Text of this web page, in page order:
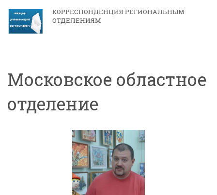
КОРРЕСПОНДЕНЦИЯ РЕГИОНАЛЬНЫМ
ОТДЕЛЕНИЯМ
Московское областное
отделение